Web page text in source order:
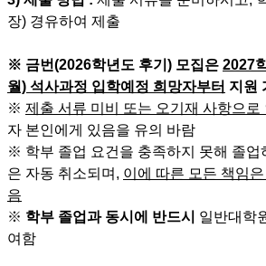
장) 경유하여 제출
※ 금번(2026학년도 후기) 모집은 2027
월) 석사과정 입학예정 희망자부터 지원
※ 제출 서류 미비 또는 오기재 사항으로
자 본인에게 있음을 유의 바람
※ 학부 졸업 요건을 충족하지 못해 졸
은 자동 취소되며, 이에 따른 모든 책임
음
※ 학부 졸업과 동시에 반드시
일반대학
여함